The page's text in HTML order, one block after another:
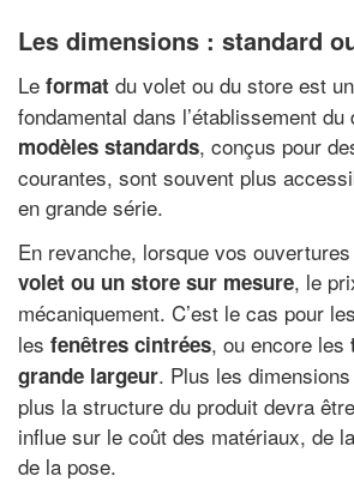
Les dimensions : standard
Le format du volet ou du store est
fondamental dans l’établissement du
modèles standards, conçus pour
courantes, sont souvent plus
en grande série.
En revanche, lorsque vos
volet ou un store sur mesure, le
mécaniquement. C’est le cas pour les
les fenêtres cintrées, ou encore les
grande largeur. Plus les
plus la structure du produit devra
influe sur le coût des matériaux, de
de la pose.